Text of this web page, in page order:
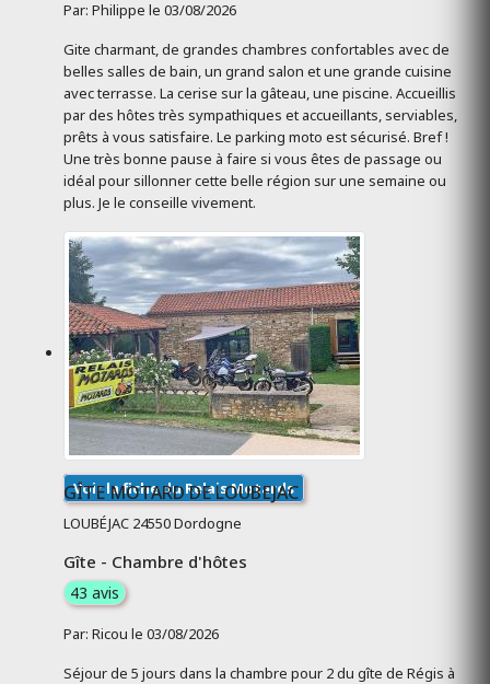
Par: Philippe le 03/08/2026
Gite charmant, de grandes chambres confortables avec de
belles salles de bain, un grand salon et une grande cuisine
avec terrasse. La cerise sur la gâteau, une piscine. Accueillis
par des hôtes très sympathiques et accueillants, serviables,
prêts à vous satisfaire. Le parking moto est sécurisé. Bref !
Une très bonne pause à faire si vous êtes de passage ou
idéal pour sillonner cette belle région sur une semaine ou
plus. Je le conseille vivement.
Voir la fiche du Relais Motards
GÎTE MOTARD DE LOUBEJAC
LOUBÉJAC 24550 Dordogne
Gîte - Chambre d'hôtes
43 avis
Par: Ricou le 03/08/2026
Séjour de 5 jours dans la chambre pour 2 du gîte de Régis à